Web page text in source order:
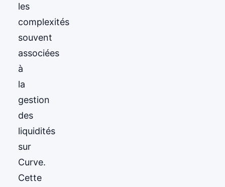
les
complexités
souvent
associées
à
la
gestion
des
liquidités
sur
Curve.
Cette